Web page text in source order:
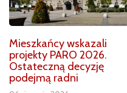
Mieszkańcy wskazali
projekty PARO 2026.
Ostateczną decyzję
podejmą radni